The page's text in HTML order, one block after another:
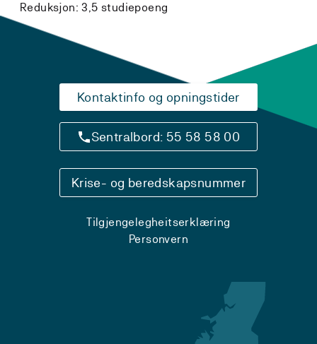
Reduksjon: 3,5 studiepoeng
Kontaktinfo og opningstider
Sentralbord: 55 58 58 00
Krise- og beredskapsnummer
Tilgjengelegheitserklæring
Personvern